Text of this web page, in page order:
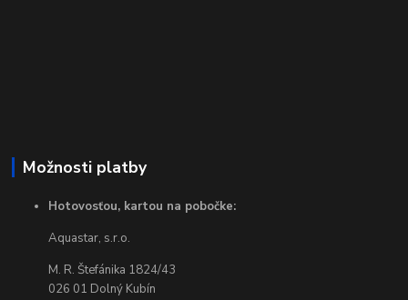
Možnosti platby
Hotovosťou, kartou na pobočke:
Aquastar, s.r.o.
M. R. Štefánika 1824/43
026 01 Dolný Kubín